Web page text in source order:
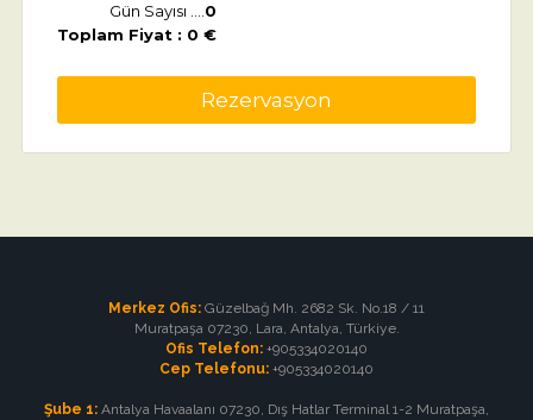
Gün Sayısı ....0
Toplam Fiyat : 0 €
Rezervasyon
Merkez Ofis: Güzelbağ Mh. 2682 Sk. No.18 / 11
Muratpaşa 07230, Lara, Antalya, Türkiye.
Ofis Telefon: +905334020140
Cep Telefonu: +905334020140
Şube 1: Antalya Havaalanı 07230, Dış Hatlar Terminal 1-2 Muratpaşa,